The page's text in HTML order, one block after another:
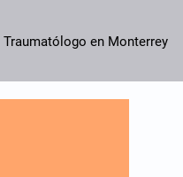
Traumatólogo en Monterrey